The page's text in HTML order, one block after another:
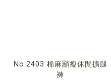
No.2403 棉麻顯瘦休閒擴腿
褲